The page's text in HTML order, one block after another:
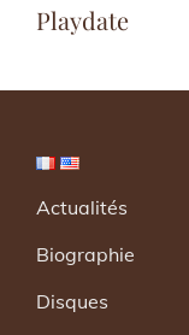
Post
Playdate
Actualités
Biographie
Disques